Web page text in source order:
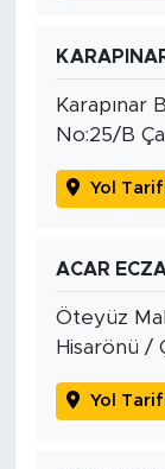
Karapınar
No:25/B
Yol
ACAR
Öteyüz
Hisarönü /
Yol